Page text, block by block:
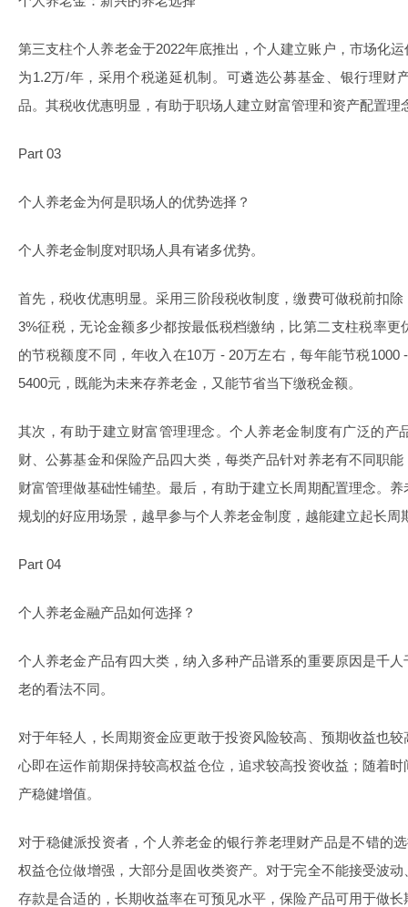
第三支柱个人养老金于2022年底推出，个人建立账户，市场化
为1.2万/年，采用个税递延机制。可遴选公募基金、银行理财
品。其税收优惠明显，有助于职场人建立财富管理和资产配置理
Part 03
个人养老金为何是职场人的优势选择？
个人养老金制度对职场人具有诸多优势。
首先，税收优惠明显。采用三阶段税收制度，缴费可做税前扣
3%征税，无论金额多少都按最低税档缴纳，比第二支柱税率
的节税额度不同，年收入在10万 - 20万左右，每年能节税1000
5400元，既能为未来存养老金，又能节省当下缴税金额。
其次，有助于建立财富管理理念。个人养老金制度有广泛的产
财、公募基金和保险产品四大类，每类产品针对养老有不同职
财富管理做基础性铺垫。最后，有助于建立长周期配置理念。
规划的好应用场景，越早参与个人养老金制度，越能建立起长周
Part 04
个人养老金融产品如何选择？
个人养老金产品有四大类，纳入多种产品谱系的重要原因是千
老的看法不同。
对于年轻人，长周期资金应更敢于投资风险较高、预期收益也
心即在运作前期保持较高权益仓位，追求较高投资收益；随着
产稳健增值。
对于稳健派投资者，个人养老金的银行养老理财产品是不错的
权益仓位做增强，大部分是固收类资产。对于完全不能接受波
存款是合适的，长期收益率在可预见水平，保险产品可用于做